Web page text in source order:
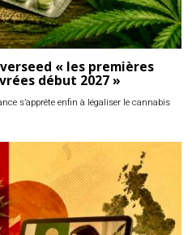
« les premières
début 2027 »
s’apprête enfin à légaliser le cannabis